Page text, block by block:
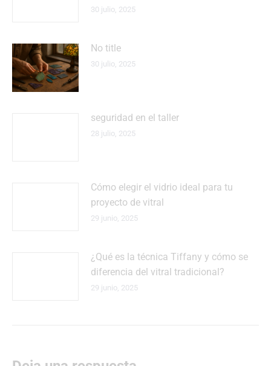
30 julio, 2025
No title
30 julio, 2025
seguridad en el taller
28 julio, 2025
Cómo elegir el vidrio ideal para tu
proyecto de vitral
29 junio, 2025
¿Qué es la técnica Tiffany y cómo se
diferencia del vitral tradicional?
29 junio, 2025